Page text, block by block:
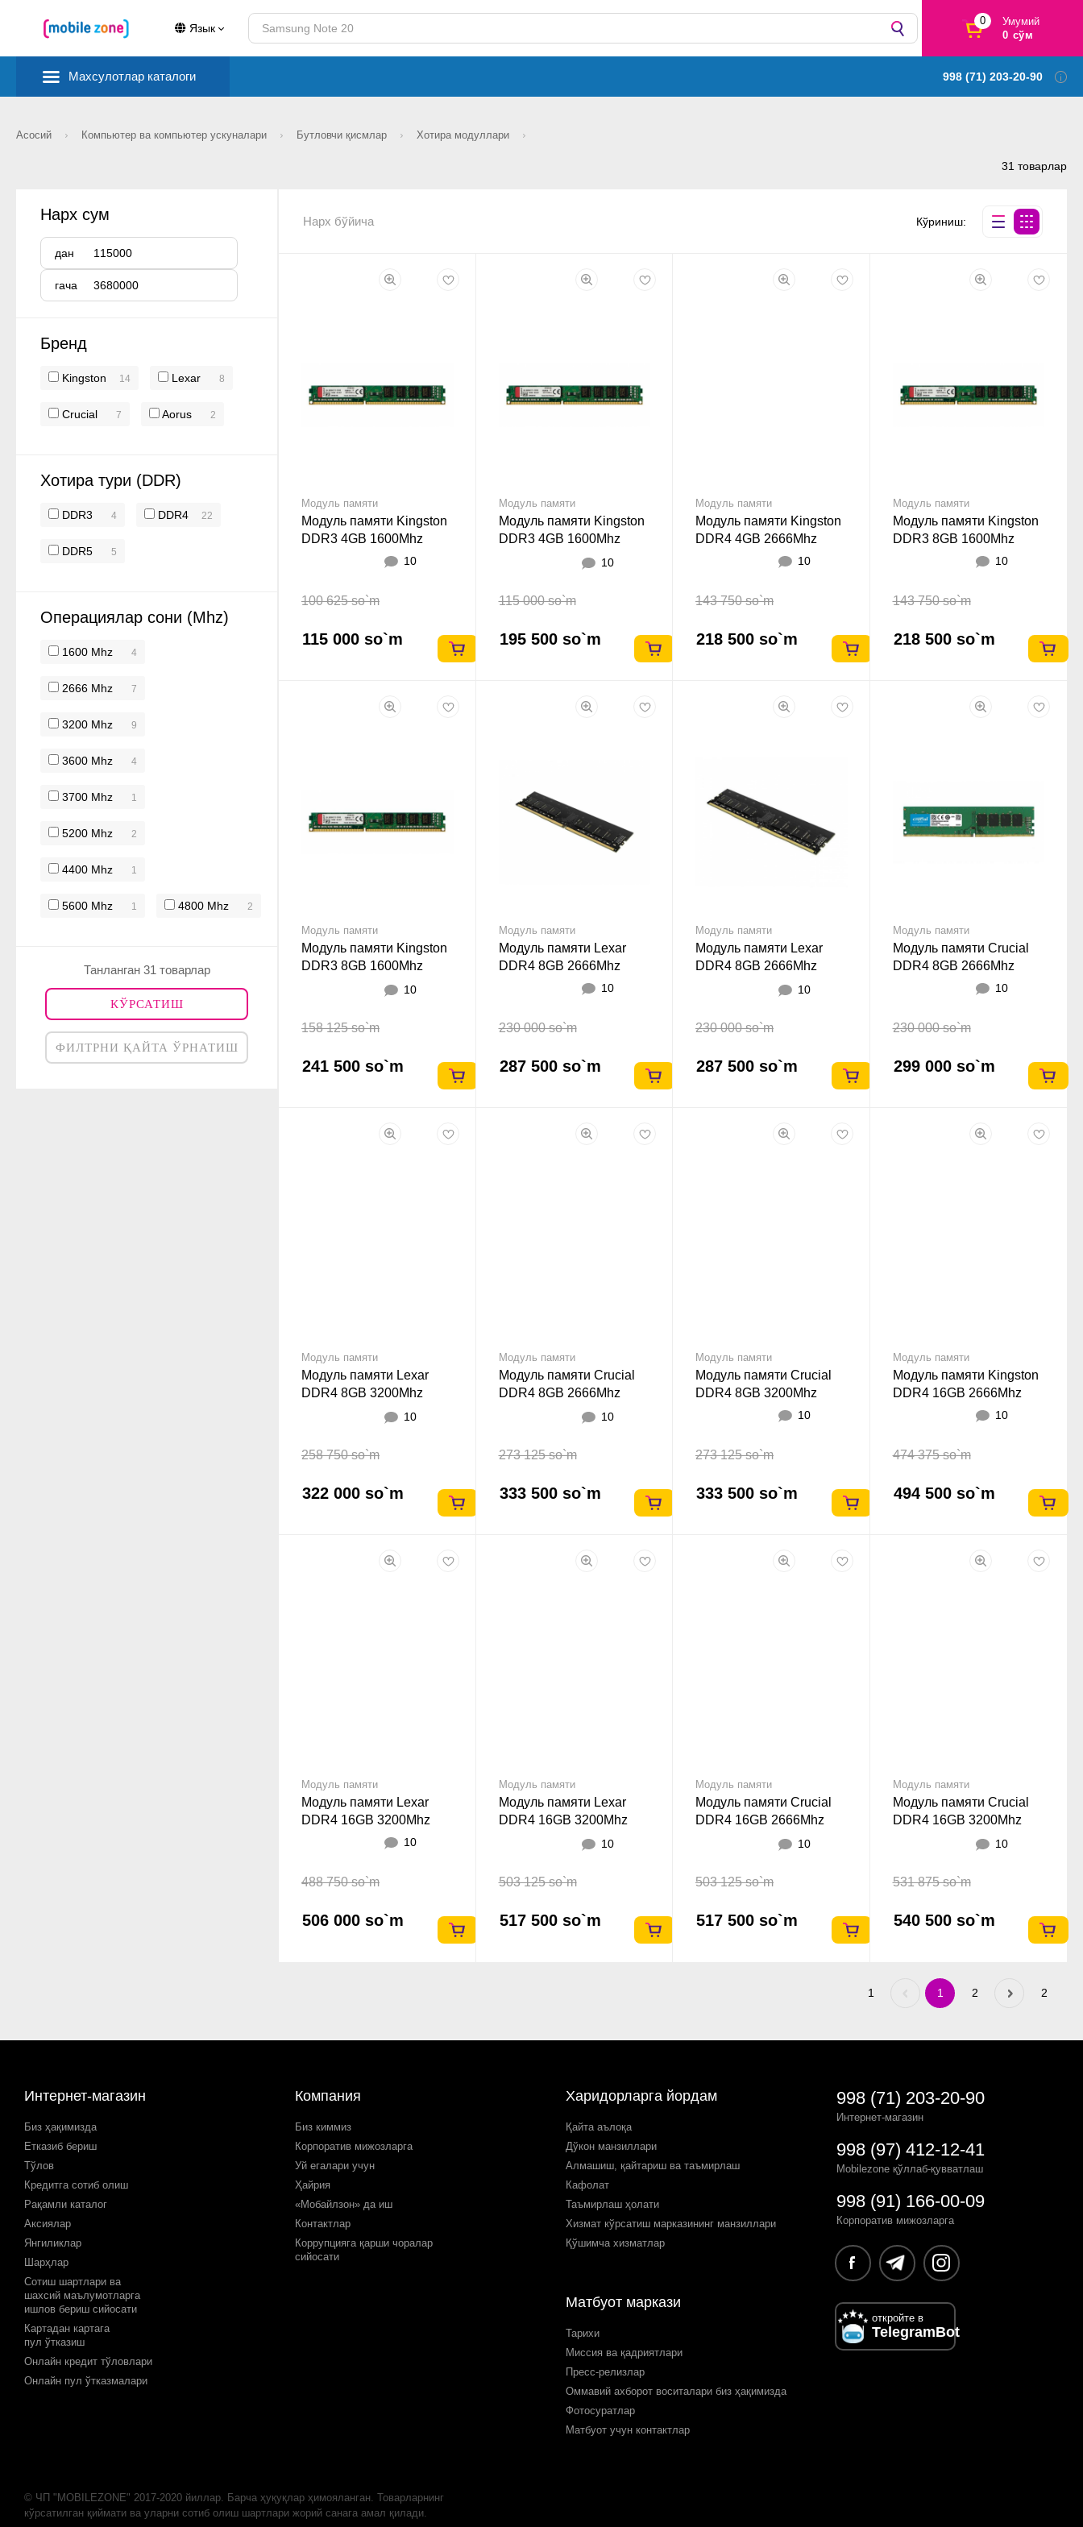
Язык
0
Умумий
0 сўм
Махсулотлар каталоги 998 (71) 203-20-90
Асосий Компьютер ва компьютер ускуналари Бутловчи қисмлар Хотира модуллари
31 товарлар
Нарх сум
дан
гача
Бренд
Kingston 14 Lexar 8
Crucial 7 Aorus 2
Хотира тури (DDR)
DDR3 4 DDR4 22
DDR5 5
Операциялар сони (Mhz)
1600 Mhz 4
2666 Mhz 7
3200 Mhz 9
3600 Mhz 4
3700 Mhz 1
5200 Mhz 2
4400 Mhz 1
5600 Mhz 1 4800 Mhz 2
Танланган 31 товарлар
КЎРСАТИШ
ФИЛТРНИ ҚАЙТА ЎРНАТИШ
Нарх бўйича Кўриниш:
Модуль памяти
Модуль памяти Kingston
DDR3 4GB 1600Mhz
10
100 625 so`m
115 000 so`m
Модуль памяти
Модуль памяти Kingston
DDR3 4GB 1600Mhz
10
115 000 so`m
195 500 so`m
Модуль памяти
Модуль памяти Kingston
DDR4 4GB 2666Mhz
10
143 750 so`m
218 500 so`m
Модуль памяти
Модуль памяти Kingston
DDR3 8GB 1600Mhz
10
143 750 so`m
218 500 so`m
Модуль памяти
Модуль памяти Kingston
DDR3 8GB 1600Mhz
10
158 125 so`m
241 500 so`m
Модуль памяти
Модуль памяти Lexar
DDR4 8GB 2666Mhz
10
230 000 so`m
287 500 so`m
Модуль памяти
Модуль памяти Lexar
DDR4 8GB 2666Mhz
10
230 000 so`m
287 500 so`m
Модуль памяти
Модуль памяти Crucial
DDR4 8GB 2666Mhz
10
230 000 so`m
299 000 so`m
Модуль памяти
Модуль памяти Lexar
DDR4 8GB 3200Mhz
10
258 750 so`m
322 000 so`m
Модуль памяти
Модуль памяти Crucial
DDR4 8GB 2666Mhz
10
273 125 so`m
333 500 so`m
Модуль памяти
Модуль памяти Crucial
DDR4 8GB 3200Mhz
10
273 125 so`m
333 500 so`m
Модуль памяти
Модуль памяти Kingston
DDR4 16GB 2666Mhz
10
474 375 so`m
494 500 so`m
Модуль памяти
Модуль памяти Lexar
DDR4 16GB 3200Mhz
10
488 750 so`m
506 000 so`m
Модуль памяти
Модуль памяти Lexar
DDR4 16GB 3200Mhz
10
503 125 so`m
517 500 so`m
Модуль памяти
Модуль памяти Crucial
DDR4 16GB 2666Mhz
10
503 125 so`m
517 500 so`m
Модуль памяти
Модуль памяти Crucial
DDR4 16GB 3200Mhz
10
531 875 so`m
540 500 so`m
1 Previous
1 2 »Next 2
Интернет-магазин
Биз ҳақимизда
Етказиб бериш
Тўлов
Кредитга сотиб олиш
Рақамли каталог
Аксиялар
Янгиликлар
Шарҳлар
Сотиш шартлари ва
шахсий маълумотларга
ишлов бериш сийосати
Картадан картага
пул ўтказиш
Онлайн кредит тўловлари
Онлайн пул ўтказмалари
Компания
Биз киммиз
Корпоратив мижозларга
Уй егалари учун
Ҳайрия
«Мобайлзон» да иш
Контактлар
Коррупцияга қарши чоралар
сийосати
Харидорларга йордам
Қайта аълоқа
Дўкон манзиллари
Алмашиш, қайтариш ва таъмирлаш
Кафолат
Таъмирлаш ҳолати
Хизмат кўрсатиш марказининг манзиллари
Қўшимча хизматлар
Матбуот маркази
Тарихи
Миссия ва қадриятлари
Пресс-релизлар
Оммавий ахборот воситалари биз ҳақимизда
Фотосуратлар
Матбуот учун контактлар
998 (71) 203-20-90
Интернет-магазин
998 (97) 412-12-41
Mobilezone қўллаб-қувватлаш
998 (91) 166-00-09
Корпоратив мижозларга
откройте в
TelegramBot
© ЧП "MOBILEZONE" 2017-2020 йиллар. Барча ҳуқуқлар ҳимояланган. Товарларнинг
кўрсатилган қиймати ва уларни сотиб олиш шартлари жорий санага амал қилади.